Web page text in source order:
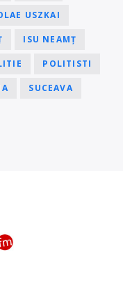
USZKAI
ISU NEAMȚ
POLITISTI
SUCEAVA